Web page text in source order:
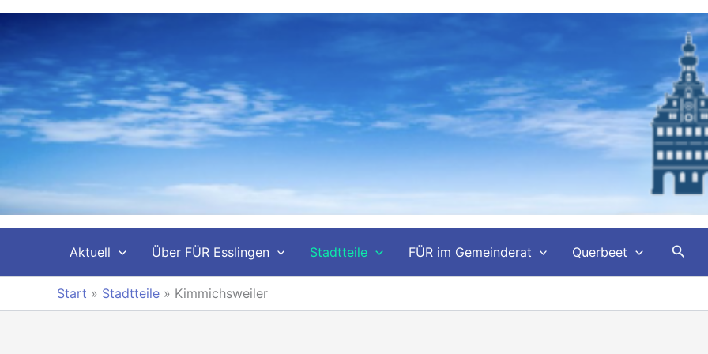
Zum
Aktuell Über FÜR Esslingen Stadtteile FÜR im Gemeinderat Querbeet
Start » Stadtteile » Kimmichsweiler